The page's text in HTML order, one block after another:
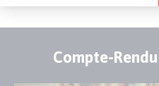
PublicationCompte-